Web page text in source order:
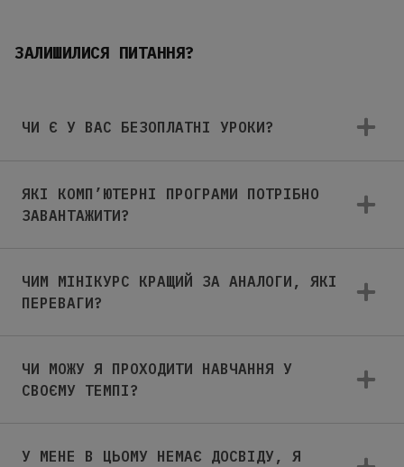
ЗАЛИШИЛИСЯ ПИТАННЯ?
ЧИ Є У ВАС БЕЗОПЛАТНІ УРОКИ?
ЯКІ КОМП’ЮТЕРНІ ПРОГРАМИ ПОТРІБНО
ЗАВАНТАЖИТИ?
ЧИМ МІНІКУРС КРАЩИЙ ЗА АНАЛОГИ, ЯКІ
ПЕРЕВАГИ?
ЧИ МОЖУ Я ПРОХОДИТИ НАВЧАННЯ У
СВОЄМУ ТЕМПІ?
У МЕНЕ В ЦЬОМУ НЕМАЄ ДОСВІДУ, Я